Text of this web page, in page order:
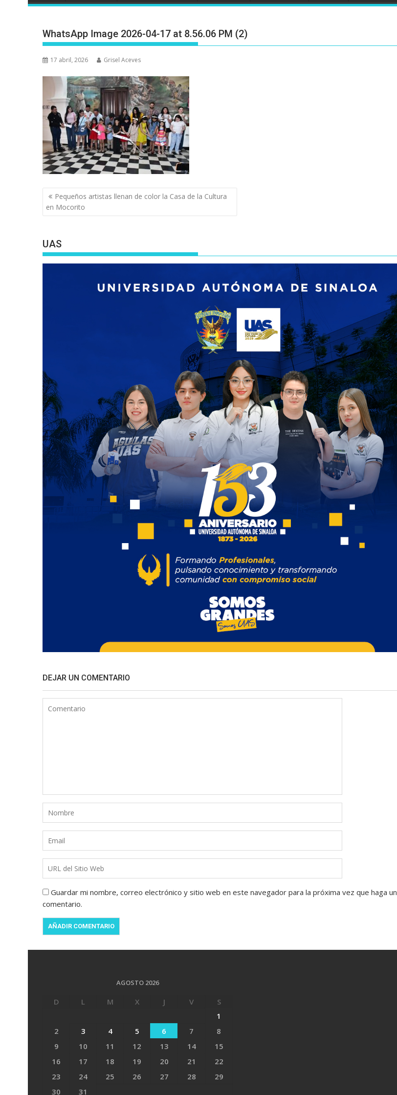
WhatsApp Image 2026-04-17 at 8.56.06 PM (2)
17 abril, 2026 Grisel Aceves
Navegación
de
entradas
Pequeños artistas llenan de color la Casa de la Cultura
en Mocorito
UAS
DEJAR UN COMENTARIO
Guardar mi nombre, correo electrónico y sitio web en este navegador para la próxima vez que haga un
comentario.
AGOSTO 2026
D L M X J V
S
1
2
3 4 5 6 7
8
9
10 11 12 13 14
15
16
17 18 19 20 21
22
23
24 25 26 27 28
29
30
31